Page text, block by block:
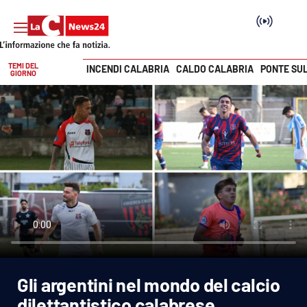
SEZIONI
Cronaca
Politica
Attualità
Economia e lavoro
Italia Mondo
Vai
TEMI DEL
GIORNO
INCENDI CALABRIA CALDO CALABRIA PONTE
Gli argentini nel mondo del calcio